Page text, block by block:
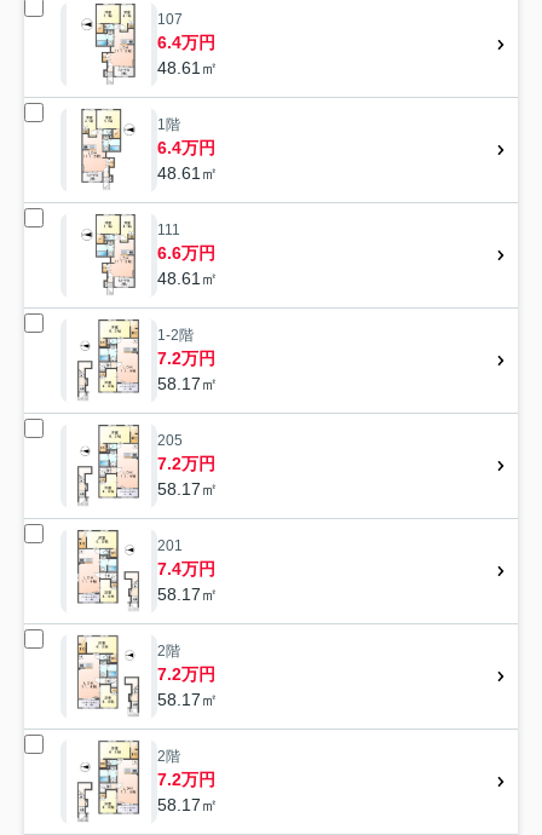
107
6.4万円
48.61㎡
1階
6.4万円
48.61㎡
111
6.6万円
48.61㎡
1-2階
7.2万円
58.17㎡
205
7.2万円
58.17㎡
201
7.4万円
58.17㎡
2階
7.2万円
58.17㎡
2階
7.2万円
58.17㎡